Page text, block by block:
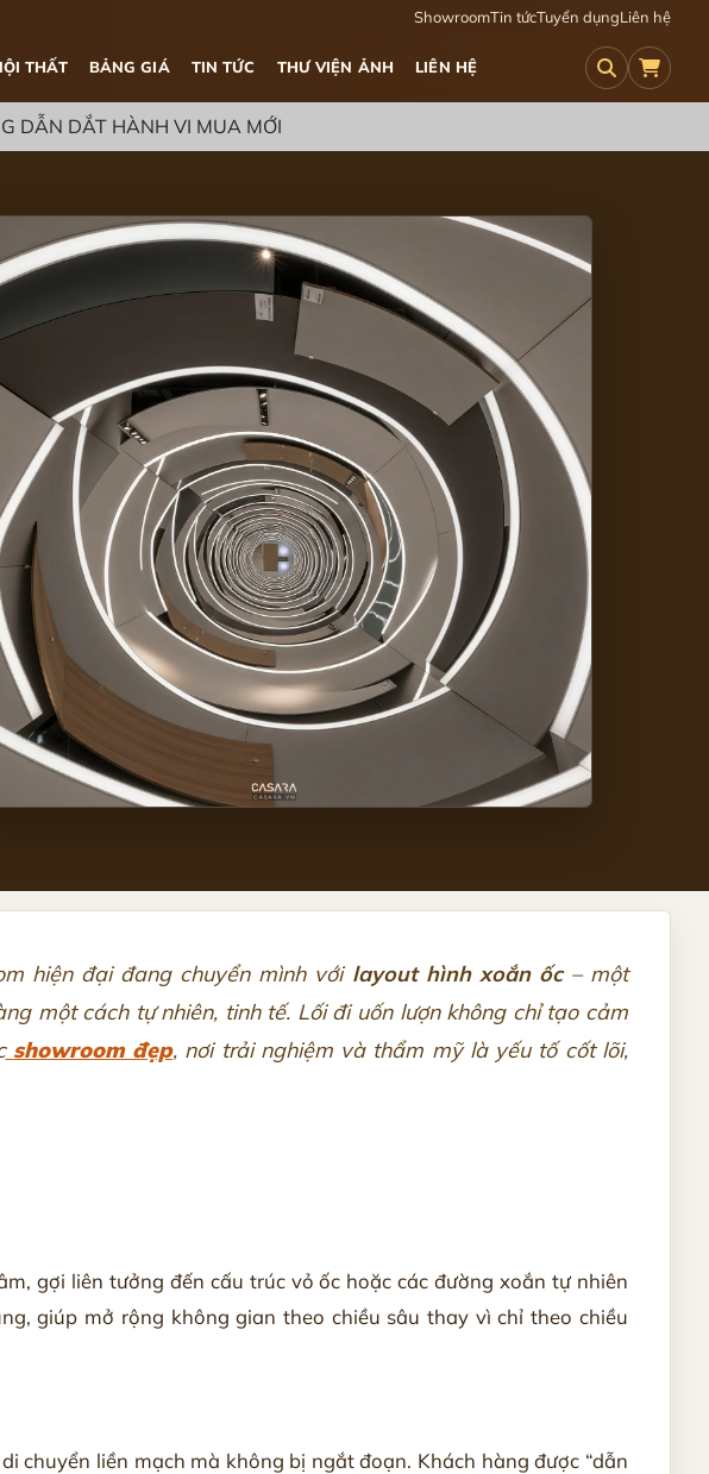
ShowroomTin tứcTuyển dụngLiên hệ
THẤT BẢNG GIÁ TIN TỨC THƯ VIỆN ẢNH LIÊN HỆ
DẪN DẮT HÀNH VI MUA MỚI
hiện đại đang chuyển mình với layout hình xoắn ốc– một
một cách tự nhiên, tinh tế. Lối đi uốn lượn không chỉ tạo cảm
showroom đẹp, nơi trải nghiệm và thẩm mỹ là yếu tố cốt lõi,
gợi liên tưởng đến cấu trúc vỏ ốc hoặc các đường xoắn tự nhiên
giúp mở rộng không gian theo chiều sâu thay vì chỉ theo chiều
liền mạch mà không bị ngắt đoạn. Khách hàng được “dẫn